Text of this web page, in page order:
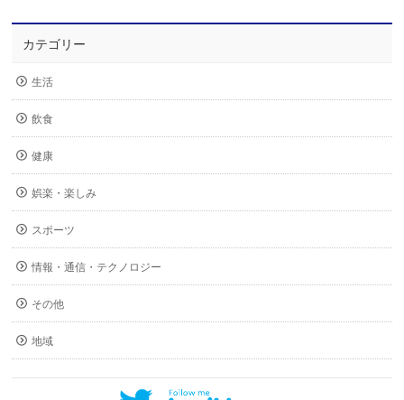
カテゴリー
生活
飲食
健康
娯楽・楽しみ
スポーツ
情報・通信・テクノロジー
その他
地域